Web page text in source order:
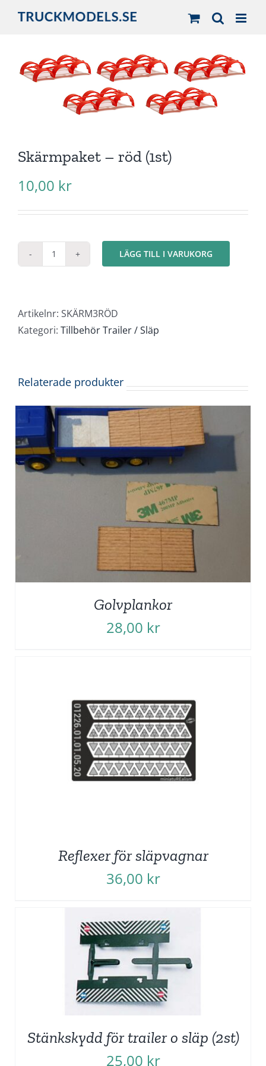
Skärmpaket – röd (1st)
10,00 kr
Skärmpaket
(1st)
mängd
LÄGG TILL I VARUKORG
Artikelnr: SKÄRM3RÖD
Kategori: Tillbehör Trailer / Släp
Relaterade produkter
Golvplankor
28,00 kr
Reflexer för släpvagnar
36,00 kr
Stänkskydd för trailer o släp (2st)
25,00 kr